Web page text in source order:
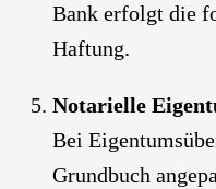
Bank erfolgt die
Haf­tung.
Nota­ri­el­le
Bei
Grund­buch